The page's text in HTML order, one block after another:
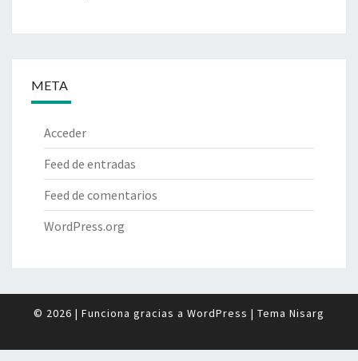
META
Acceder
Feed de entradas
Feed de comentarios
WordPress.org
© 2026 | Funciona gracias a WordPress | Tema Nisarg